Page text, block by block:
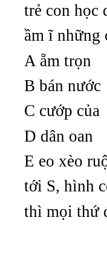
trẻ con học
ầm ĩ những
A ẵm trọn
B bán nước
C cướp của
D dân oan
E eo xèo
tới S, hình
thì mọi thứ